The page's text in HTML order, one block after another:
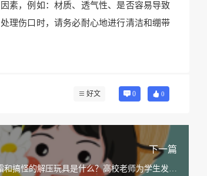
素，例如：材质、透气性、是否容易导致
理伤口时，请务必耐心地进行清洁和绷带
好文 0 0
下一篇
和搞怪的解压玩具是什么？高校老师为学生发什